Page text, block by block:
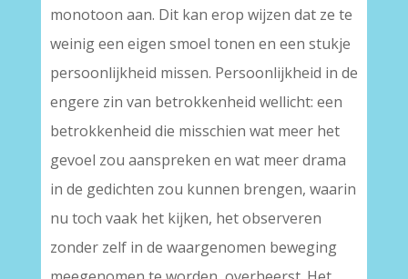
monotoon aan. Dit kan erop wijzen dat ze te
weinig een eigen smoel tonen en een stukje
persoonlijkheid missen. Persoonlijkheid in de
engere zin van betrokkenheid wellicht: een
betrokkenheid die misschien wat meer het
gevoel zou aanspreken en wat meer drama
in de gedichten zou kunnen brengen, waarin
nu toch vaak het kijken, het observeren
zonder zelf in de waargenomen beweging